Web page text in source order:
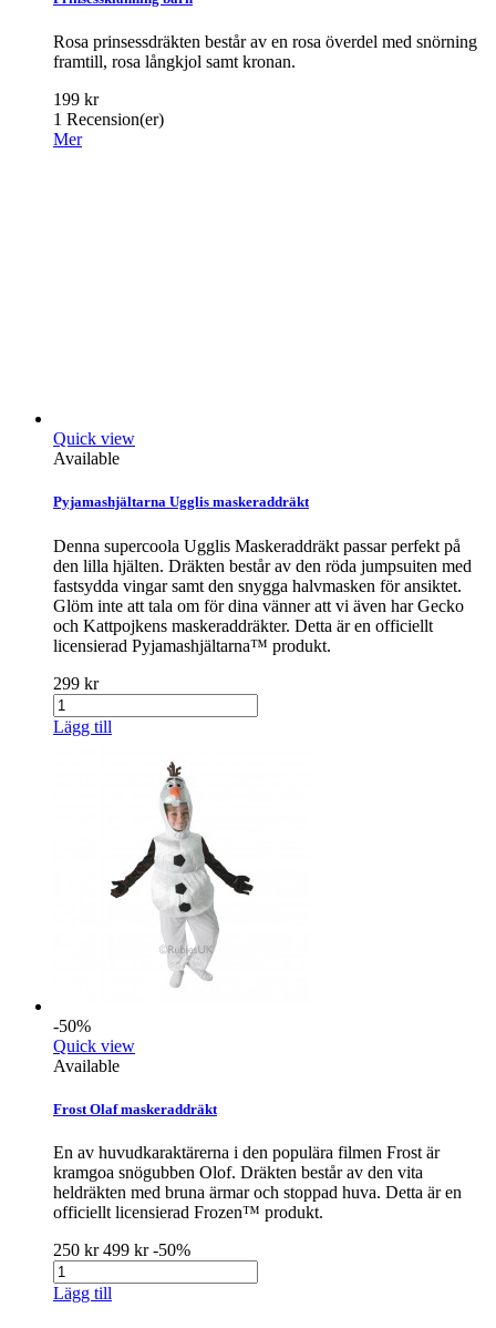
Rosa prinsessdräkten består av en rosa överdel med snörning
framtill, rosa långkjol samt kronan.
199 kr
1 Recension(er)
Mer
Quick view
Available
Pyjamashjältarna Ugglis maskeraddräkt
Denna supercoola Ugglis Maskeraddräkt passar perfekt på
den lilla hjälten. Dräkten består av den röda jumpsuiten med
fastsydda vingar samt den snygga halvmasken för ansiktet.
Glöm inte att tala om för dina vänner att vi även har Gecko
och Kattpojkens maskeraddräkter. Detta är en officiellt
licensierad Pyjamashjältarna™ produkt.
299 kr
Lägg till
-50%
Quick view
Available
Frost Olaf maskeraddräkt
En av huvudkaraktärerna i den populära filmen Frost är
kramgoa snögubben Olof. Dräkten består av den vita
heldräkten med bruna ärmar och stoppad huva. Detta är en
officiellt licensierad Frozen™ produkt.
250 kr499 kr-50%
Lägg till